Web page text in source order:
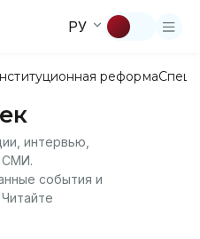
РУ
реформа
интервью,
СМИ.
события и